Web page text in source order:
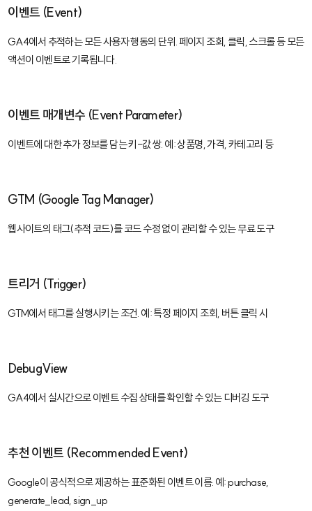
이벤트 (Event)
GA4에서 추적하는 모든 사용자 행동의 단위. 페이지 조회, 클릭, 스크롤 등 모든
액션이 이벤트로 기록됩니다.
이벤트 매개변수 (Event Parameter)
이벤트에 대한 추가 정보를 담는 키-값 쌍. 예: 상품명, 가격, 카테고리 등
GTM (Google Tag Manager)
웹사이트의 태그(추적 코드)를 코드 수정 없이 관리할 수 있는 무료 도구
트리거 (Trigger)
GTM에서 태그를 실행시키는 조건. 예: 특정 페이지 조회, 버튼 클릭 시
DebugView
GA4에서 실시간으로 이벤트 수집 상태를 확인할 수 있는 디버깅 도구
추천 이벤트 (Recommended Event)
Google이 공식적으로 제공하는 표준화된 이벤트 이름. 예: purchase,
generate_lead, sign_up